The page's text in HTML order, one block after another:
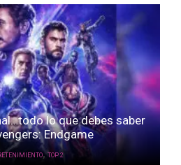
lo que debes saber
Endgame
,TOP 2